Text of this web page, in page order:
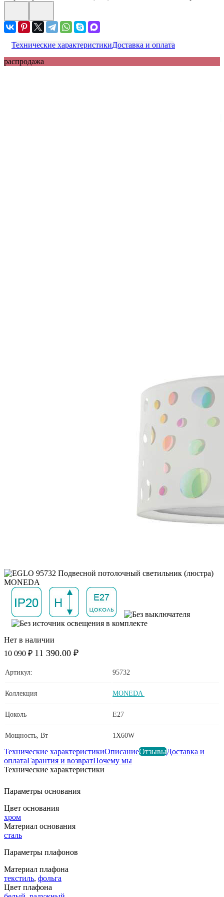
Технические характеристикиДоставка и оплата
распродажа
Нет в наличии
10 090 ₽ 11 390.00 ₽
Артикул: 95732
Коллекция MONEDA
Цоколь E27
Мощность, Вт 1X60W
Технические характеристикиОписаниеОтзывыДоставка и
оплатаГарантия и возвратПочему мы
Технические характеристики
Параметры основания
Цвет основания
хром
Материал основания
сталь
Параметры плафонов
Материал плафона
текстиль, фольга
Цвет плафона